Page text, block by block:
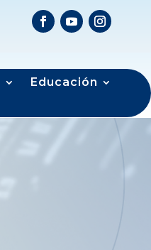
Educación